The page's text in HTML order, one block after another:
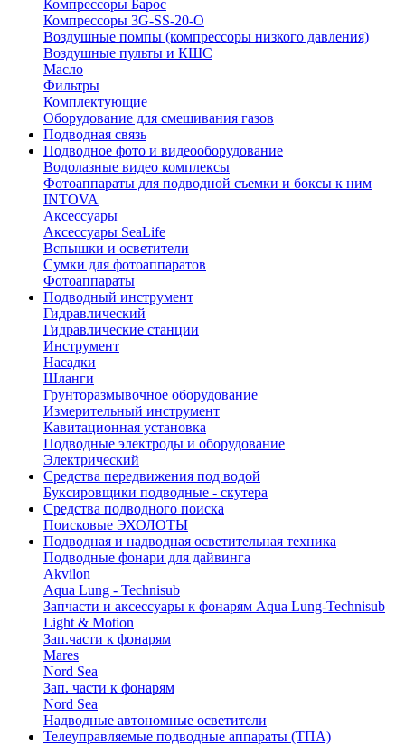
Компрессоры Барос
Компрессоры 3G-SS-20-O
Воздушные помпы (компрессоры низкого давления)
Воздушные пульты и КШС
Масло
Фильтры
Комплектующие
Оборудование для смешивания газов
Подводная связь
Подводное фото и видеооборудование
Водолазные видео комплексы
Фотоаппараты для подводной съемки и боксы к ним
INTOVA
Аксессуары
Аксессуары SeaLife
Вспышки и осветители
Сумки для фотоаппаратов
Фотоаппараты
Подводный инструмент
Гидравлический
Гидравлические станции
Инструмент
Насадки
Шланги
Грунторазмывочное оборудование
Измерительный инструмент
Кавитационная установка
Подводные электроды и оборудование
Электрический
Средства передвижения под водой
Буксировщики подводные - скутера
Средства подводного поиска
Поисковые ЭХОЛОТЫ
Подводная и надводная осветительная техника
Подводные фонари для дайвинга
Akvilon
Aqua Lung - Technisub
Запчасти и аксессуары к фонарям Aqua Lung-Technisub
Light & Motion
Зап.части к фонарям
Mares
Nord Sea
Зап. части к фонарям
Nord Sea
Надводные автономные осветители
Телеуправляемые подводные аппараты (ТПА)